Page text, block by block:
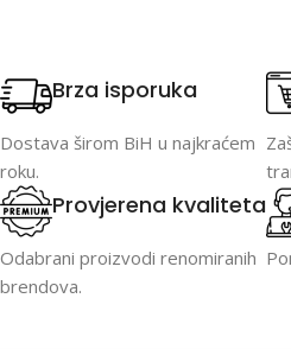
Brza isporuka
Dostava širom BiH u najkraćem
roku.
Provjerena kvaliteta
Odabrani proizvodi renomiranih
brendova.